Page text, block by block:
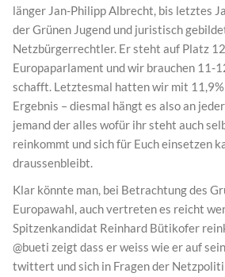
länger Jan-Philipp Albrecht, bis letztes
der Grünen Jugend und juristisch
Netzbürgerrechtler. Er steht auf Platz
Europaparlament und wir brauchen 11-
schafft. Letztesmal hatten wir mit
Ergebnis – diesmal hängt es also an
jemand der alles wofür ihr steht auch
reinkommt und sich für Euch einsetzen
draussenbleibt.
Klar könnte man, bei Betrachtung des
Europawahl, auch vertreten es reicht
Spitzenkandidat Reinhard Bütikofer
@bueti zeigt dass er weiss wie er auf
twittert und sich in Fragen der